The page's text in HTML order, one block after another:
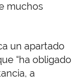
muchos
un apartado
“ha obligado
a